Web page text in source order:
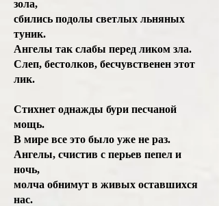
зола,
сбились подолы светлых льняных
туник.
Ангелы так слабы перед ликом зла.
Слеп, бестолков, бесчувственен этот
лик.
Стихнет однажды бури песчаной
мощь.
В мире все это было уже не раз.
Ангелы, счистив с перьев пепел и
ночь,
молча обнимут в живых оставшихся
нас.